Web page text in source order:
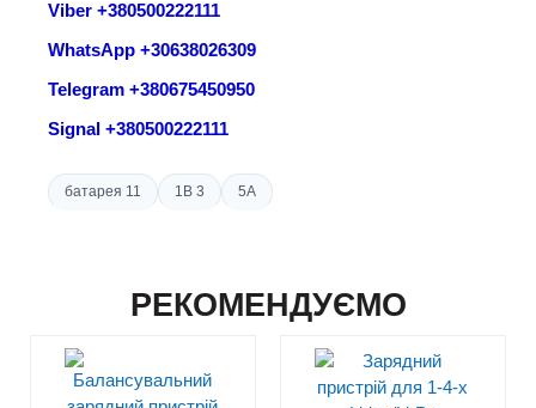
Viber +380500222111
WhatsApp +30638026309
Telegram +380675450950
Signal +380500222111
батарея 11 1В 3 5A
РЕКОМЕНДУЄМО